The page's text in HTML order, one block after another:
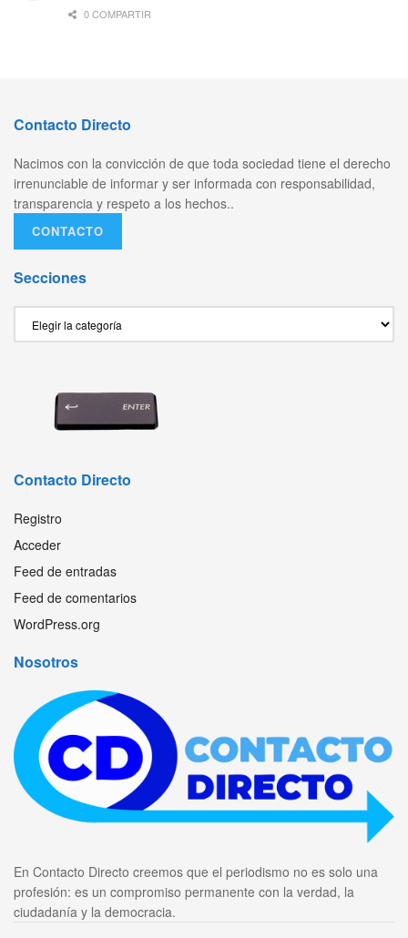
0 COMPARTIR
Contacto Directo
Nacimos con la convicción de que toda sociedad tiene el derecho
irrenunciable de informar y ser informada con responsabilidad,
transparencia y respeto a los hechos..
CONTACTO
Secciones
Contacto Directo
Registro
Acceder
Feed de entradas
Feed de comentarios
WordPress.org
Nosotros
En Contacto Directo creemos que el periodismo no es solo una
profesión: es un compromiso permanente con la verdad, la
ciudadanía y la democracia.